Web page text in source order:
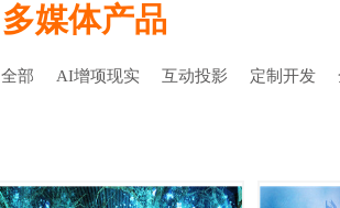
多媒体产品
全部 AI增项现实 互动投影 定制开发